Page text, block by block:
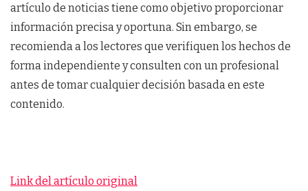
artículo de noticias tiene como objetivo proporcionar
información precisa y oportuna. Sin embargo, se
recomienda a los lectores que verifiquen los hechos de
forma independiente y consulten con un profesional
antes de tomar cualquier decisión basada en este
contenido.
Link del artículo original